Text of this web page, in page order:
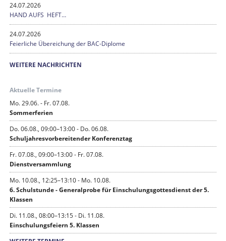
24.07.2026
HAND AUFS HEFT…
24.07.2026
Feierliche Übereichung der BAC-Diplome
WEITERE NACHRICHTEN
Aktuelle Termine
Mo. 29.06. - Fr. 07.08.
Sommerferien
Do. 06.08., 09:00–13:00 - Do. 06.08.
Schuljahresvorbereitender Konferenztag
Fr. 07.08., 09:00–13:00 - Fr. 07.08.
Dienstversammlung
Mo. 10.08., 12:25–13:10 - Mo. 10.08.
6. Schulstunde - Generalprobe für Einschulungsgottesdienst der 5.
Klassen
Di. 11.08., 08:00–13:15 - Di. 11.08.
Einschulungsfeiern 5. Klassen